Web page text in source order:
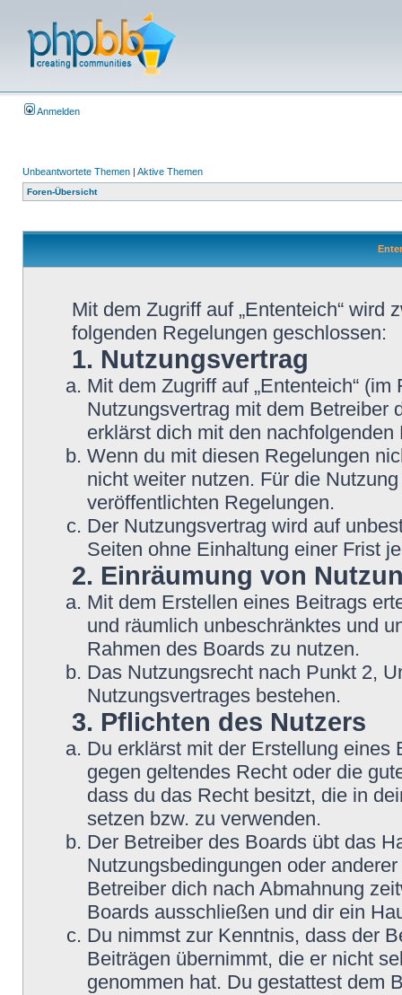
Anmelden
Unbeantwortete Themen | Aktive Themen
Foren-Übersicht
Mit dem Zugriff auf „Ententeich“ wird
folgenden Regelungen geschlossen:
1. Nutzungsvertrag
Mit dem Zugriff auf „Ententeich“
Nutzungsvertrag mit dem Betreiber
erklärst dich mit den
Wenn du mit diesen Regelungen
nicht weiter nutzen. Für die
veröffentlichten Regelungen.
Der Nutzungsvertrag wird auf
Seiten ohne Einhaltung einer Frist
2. Einräumung von
Mit dem Erstellen eines Beitrags
und räumlich unbeschränktes und
Rahmen des Boards zu nutzen.
Das Nutzungsrecht nach Punkt 2,
Nutzungsvertrages bestehen.
3. Pflichten des Nutzers
Du erklärst mit der Erstellung eines
gegen geltendes Recht oder die
dass du das Recht besitzt, die in
setzen bzw. zu verwenden.
Der Betreiber des Boards übt das
Nutzungsbedingungen oder
Betreiber dich nach Abmahnung
Boards ausschließen und dir ein
Du nimmst zur Kenntnis, dass der
Beiträgen übernimmt, die er nicht
genommen hat. Du gestattest dem